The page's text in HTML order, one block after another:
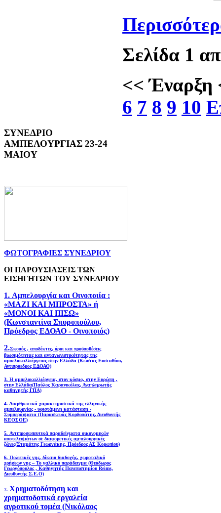
Σελίδα 1
<<Έναρξη
6 7 8 9 10
ΣΥΝΕΔΡΙΟ
ΑΜΠΕΛΟΥΡΓΙΑΣ 23-24
ΜΑΙΟΥ
ΦΩΤΟΓΡΑΦΙΕΣ ΣΥΝΕΔΡΙΟΥ
ΟΙ ΠΑΡΟΥΣΙΑΣΕΙΣ ΤΩΝ
ΕΙΣΗΓΗΤΩΝ ΤΟΥ ΣΥΝΕΔΡΙΟΥ
1. Αμπελουργία και Οινοποιία :
«ΜΑΖΙ ΚΑΙ ΜΠΡΟΣΤΑ» ή
«ΜΟΝΟΙ ΚΑΙ ΠΙΣΩ»
(Κωνσταντίνα Σπυροπούλου,
Πρόεδρος ΕΔΟΑΟ - Οινοποιός)
2.Σκοπός , αποδέκτες, όροι και προϋποθέσεις
βιωσιμότητας και ανταγωνιστικότητας της
αμπελοκαλλιέργειας στην Ελλάδα (Κώστας Ευσταθίου,
Αντιπρόεδρος ΕΔΟΑΟ)
3. Η αμπελοκαλλιέργεια, στον κόσμο, στην Ευρώπη ,
στην Ελλάδα(Παύλος Καρανικόλας, Αναπληρωτής
καθηγητής ΓΠΑ)
4. Διαρθρωτικά χαρακτηριστικά της ελληνικής
αμπελουργίας - υφιστάμενη κατάσταση -
Συμπεράσματα (Παρασκευάς Κορδοπάτης, Διευθυντής
ΚΕΟΣΟΕ)
5. Αντιπροσωπευτικά παραδείγματα οικονομικών
αποτελεσμάτων σε διαφορετικές αμπελουργικές
ζώνες(Σταμάτης Γεωργάκης, Πρόεδρος ΑΣ Κορωπίου)
6. Πολιτικές γης, δίκαιο διαδοχής, χωροταξικό
χρήσεων γης – Το γαλλικό παράδειγμα (Θεόδωρος
Γεωργόπουλος , Καθηγητής Πανεπιστημίου Reims,
Διευθυντής Σ.Ε.Ο)
7. Χρηματοδότηση και
χρηματοδοτικά εργαλεία
αγροτικού τομέα (Νικόλαος